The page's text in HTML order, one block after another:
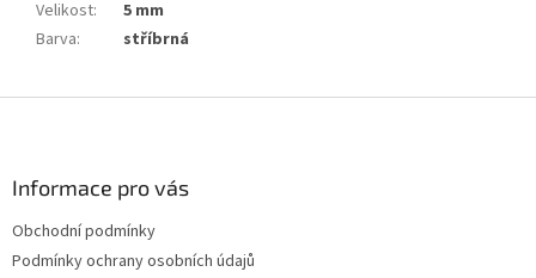
Velikost:
5 mm
Barva: stříbrná
Informace pro vás
Obchodní podmínky
Podmínky ochrany osobních údajů